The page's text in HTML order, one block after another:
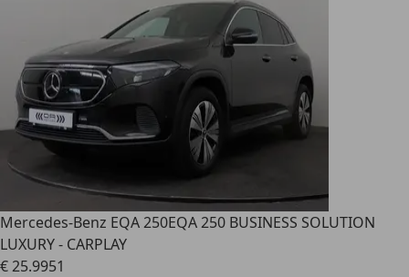
Mercedes-Benz EQA 250EQA 250 BUSINESS SOLUTION
LUXURY - CARPLAY
€ 25.9951